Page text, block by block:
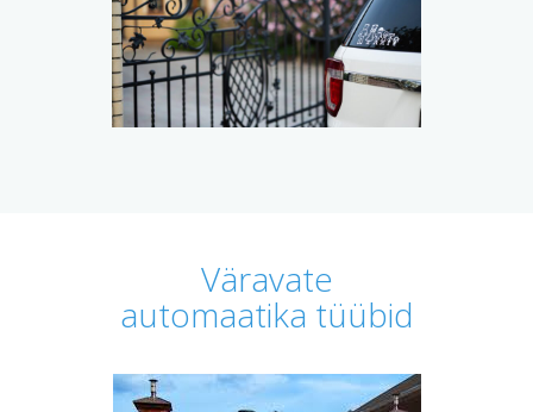
Väravate
automaatika tüübid